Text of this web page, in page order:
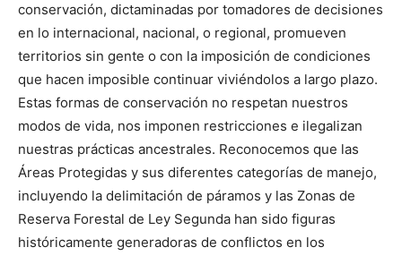
conservación, dictaminadas por tomadores de decisiones
en lo internacional, nacional, o regional, promueven
territorios sin gente o con la imposición de condiciones
que hacen imposible continuar viviéndolos a largo plazo.
Estas formas de conservación no respetan nuestros
modos de vida, nos imponen restricciones e ilegalizan
nuestras prácticas ancestrales. Reconocemos que las
Áreas Protegidas y sus diferentes categorías de manejo,
incluyendo la delimitación de páramos y las Zonas de
Reserva Forestal de Ley Segunda han sido figuras
históricamente generadoras de conflictos en los